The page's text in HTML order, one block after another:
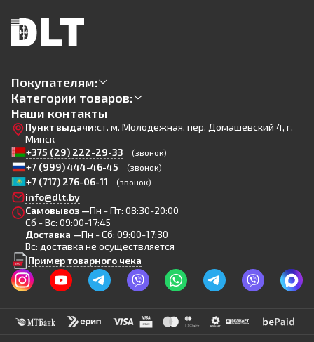
Покупателям:
Категории товаров:
Наши контакты
Пункт выдачи:ст. м. Молодежная, пер. Домашевский 4, г.
Минск
+375 (29) 222-29-33
(звонок)
+7 (999) 444-46-45 (звонок)
+7 (717) 276-06-11 (звонок)
info@dlt.by
Самовывоз —Пн - Пт: 08:30-20:00
Сб - Вс: 09:00-17:45
Доставка —Пн - Сб: 09:00-17:30
Вс: доставка не осуществляется
Пример товарного чека